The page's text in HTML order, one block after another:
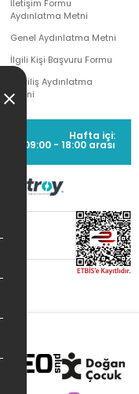
İletişim Formu
Aydınlatma Metni
Genel Aydınlatma Metni
İlgili Kişi Başvuru Formu
Çekiliş Aydınlatma
Metni
Hafta içi:
09:00 - 18:00 arası